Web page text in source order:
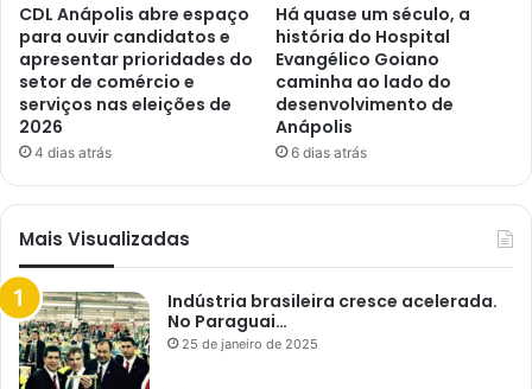
CDL Anápolis abre espaço
para ouvir candidatos e
apresentar prioridades do
setor de comércio e
serviços nas eleições de
2026
4 dias atrás
Há quase um século, a
história do Hospital
Evangélico Goiano
caminha ao lado do
desenvolvimento de
Anápolis
6 dias atrás
Mais Visualizadas
Indústria brasileira cresce acelerada.
No Paraguai…
25 de janeiro de 2025